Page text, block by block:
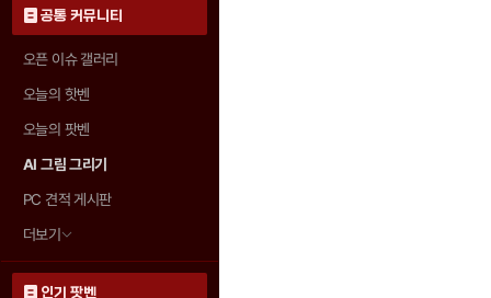
공통 커뮤니티
오픈 이슈 갤러리
오늘의 핫벤
오늘의 팟벤
AI 그림 그리기
PC 견적 게시판
더보기
인기 팟벤